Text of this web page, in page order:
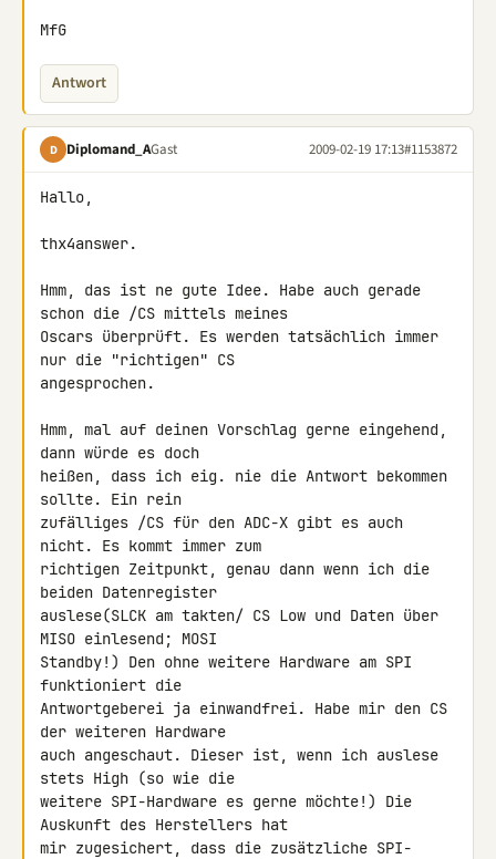
MfG
Antwort
D Diplomand_AGast 2009-02-19 17:13#1153872
Hallo,
thx4answer.
Hmm, das ist ne gute Idee. Habe auch gerade
schon die /CS mittels meines
Oscars überprüft. Es werden tatsächlich immer
nur die "richtigen" CS
angesprochen.
Hmm, mal auf deinen Vorschlag gerne eingehend,
dann würde es doch
heißen, dass ich eig. nie die Antwort bekommen
sollte. Ein rein
zufälliges /CS für den ADC-X gibt es auch
nicht. Es kommt immer zum
richtigen Zeitpunkt, genau dann wenn ich die
beiden Datenregister
auslese(SLCK am takten/ CS Low und Daten über
MISO einlesend; MOSI
Standby!) Den ohne weitere Hardware am SPI
funktioniert die
Antwortgeberei ja einwandfrei. Habe mir den CS
der weiteren Hardware
auch angeschaut. Dieser ist, wenn ich auslese
stets High (so wie die
weitere SPI-Hardware es gerne möchte!) Die
Auskunft des Herstellers hat
mir zugesichert, dass die zusätzliche SPI-